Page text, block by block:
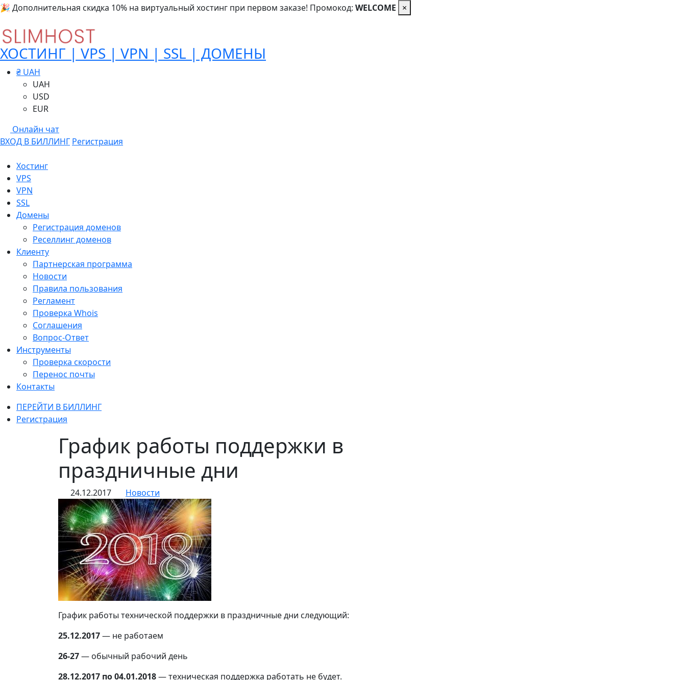
🎉 Дополнительная скидка 10% на виртуальный хостинг при первом заказе! Промокод: WELCOME ×
ХОСТИНГ | VPS | VPN | SSL | ДОМЕНЫ
₴ UAH
UAH
USD
EUR
Онлайн чат
ВХОД В БИЛЛИНГ Регистрация
Хостинг
VPS
VPN
SSL
Домены
Регистрация доменов
Реселлинг доменов
Клиенту
Партнерская программа
Новости
Правила пользования
Регламент
Проверка Whois
Соглашения
Вопрос-Ответ
Инструменты
Проверка скорости
Перенос почты
Контакты
ПЕРЕЙТИ В БИЛЛИНГ
Регистрация
График работы поддержки в
праздничные дни
24.12.2017 Новости
График работы технической поддержки в праздничные дни следующий:
25.12.2017— не работаем
26-27— обычный рабочий день
28.12.2017 по 04.01.2018— техническая поддержка работать не будет.